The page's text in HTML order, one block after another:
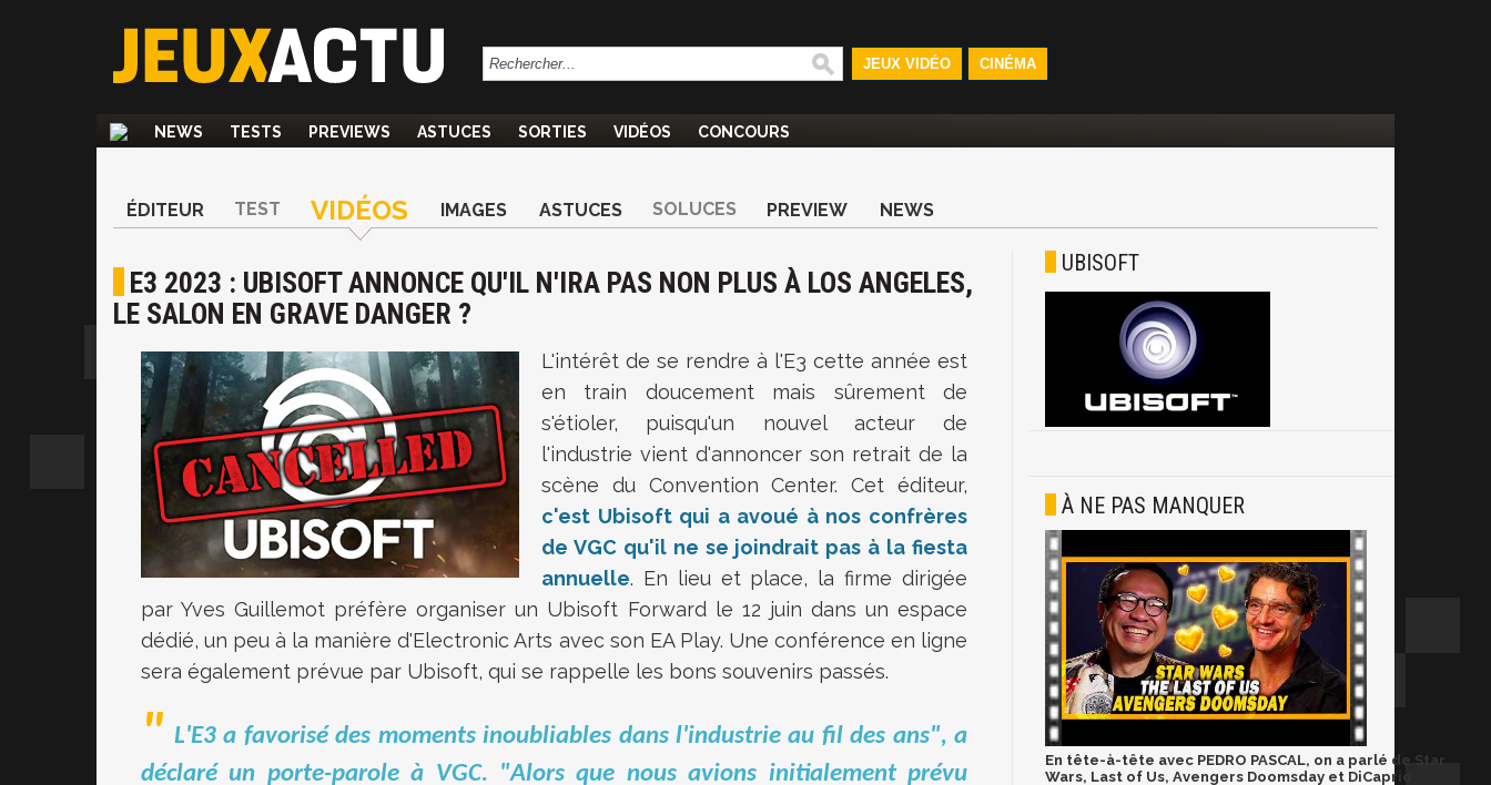
JEUX VIDÉO CINÉMA
NEWS TESTS PREVIEWS ASTUCES SORTIES VIDÉOS CONCOURS
ÉDITEUR TEST VIDÉOS IMAGES ASTUCES SOLUCES PREVIEW NEWS
E3 2023 : UBISOFT ANNONCE QU'IL N'IRA PAS NON PLUS À LOS ANGELES,
LE SALON EN GRAVE DANGER ?
L'intérêt de se rendre à l'E3 cette année est
en train doucement mais sûrement de
s'étioler, puisqu'un nouvel acteur de
l'industrie vient d'annoncer son retrait de la
scène du Convention Center. Cet éditeur,
c'est Ubisoft qui a avoué à nos confrères
de VGC qu'il ne se joindrait pas à la fiesta
annuelle. En lieu et place, la firme dirigée
par Yves Guillemot préfère organiser un Ubisoft Forward le 12 juin dans un espace
dédié, un peu à la manière d'Electronic Arts avec son EA Play. Une conférence en ligne
sera également prévue par Ubisoft, qui se rappelle les bons souvenirs passés.
L'E3 a favorisé des moments inoubliables dans l'industrie au fil des ans", a
déclaré un porte-parole à VGC. "Alors que nous avions initialement prévu
UBISOFT
À NE PAS MANQUER
En tête-à-tête avec PEDRO PASCAL, on a parlé de Star
Wars, Last of Us, Avengers Doomsday et DiCaprio